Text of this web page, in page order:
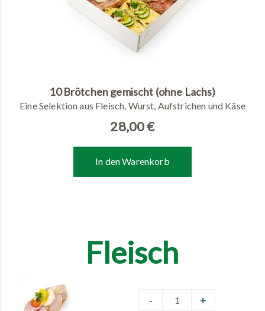
10 Brötchen gemischt (ohne Lachs)
Eine Selektion aus Fleisch, Wurst, Aufstrichen und Käse
28,00€
In den Warenkorb
Fleisch
Quantity
- +